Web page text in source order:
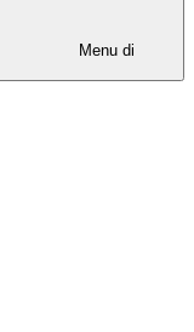
Menu di